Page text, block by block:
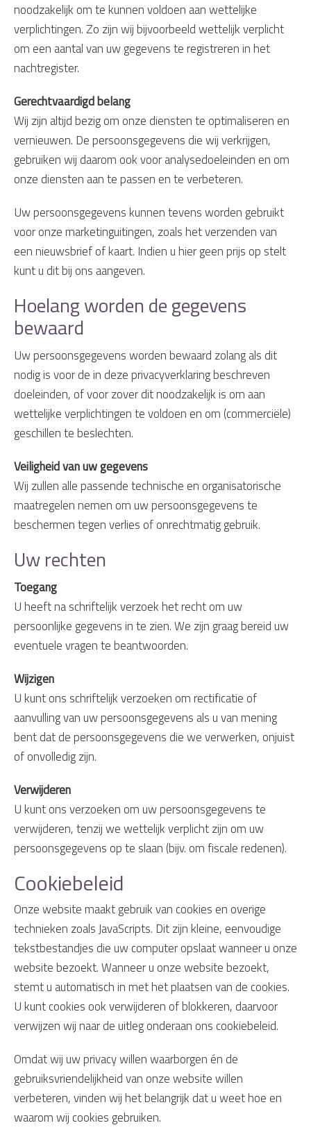
noodzakelijk om te kunnen voldoen aan wettelijke
verplichtingen. Zo zijn wij bijvoorbeeld wettelijk verplicht
om een aantal van uw gegevens te registreren in het
nachtregister.
Gerechtvaardigd belang
Wij zijn altijd bezig om onze diensten te optimaliseren en
vernieuwen. De persoonsgegevens die wij verkrijgen,
gebruiken wij daarom ook voor analysedoeleinden en om
onze diensten aan te passen en te verbeteren.
Uw persoonsgegevens kunnen tevens worden gebruikt
voor onze marketinguitingen, zoals het verzenden van
een nieuwsbrief of kaart. Indien u hier geen prijs op stelt
kunt u dit bij ons aangeven.
Hoelang worden de gegevens
bewaard
Uw persoonsgegevens worden bewaard zolang als dit
nodig is voor de in deze privacyverklaring beschreven
doeleinden, of voor zover dit noodzakelijk is om aan
wettelijke verplichtingen te voldoen en om (commerciële)
geschillen te beslechten.
Veiligheid van uw gegevens
Wij zullen alle passende technische en organisatorische
maatregelen nemen om uw persoonsgegevens te
beschermen tegen verlies of onrechtmatig gebruik.
Uw rechten
Toegang
U heeft na schriftelijk verzoek het recht om uw
persoonlijke gegevens in te zien. We zijn graag bereid uw
eventuele vragen te beantwoorden.
Wijzigen
U kunt ons schriftelijk verzoeken om rectificatie of
aanvulling van uw persoonsgegevens als u van mening
bent dat de persoonsgegevens die we verwerken, onjuist
of onvolledig zijn.
Verwijderen
U kunt ons verzoeken om uw persoonsgegevens te
verwijderen, tenzij we wettelijk verplicht zijn om uw
persoonsgegevens op te slaan (bijv. om fiscale redenen).
Cookiebeleid
Onze website maakt gebruik van cookies en overige
technieken zoals JavaScripts. Dit zijn kleine, eenvoudige
tekstbestandjes die uw computer opslaat wanneer u onze
website bezoekt. Wanneer u onze website bezoekt,
stemt u automatisch in met het plaatsen van de cookies.
U kunt cookies ook verwijderen of blokkeren, daarvoor
verwijzen wij naar de uitleg onderaan ons cookiebeleid.
Omdat wij uw privacy willen waarborgen én de
gebruiksvriendelijkheid van onze website willen
verbeteren, vinden wij het belangrijk dat u weet hoe en
waarom wij cookies gebruiken.